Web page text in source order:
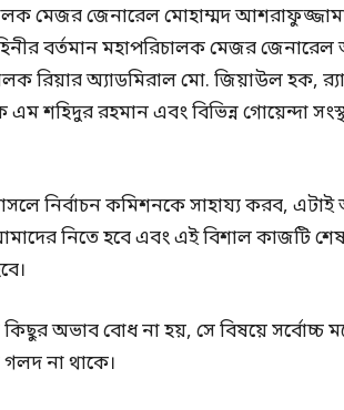
মেজর জেনারেল মোহাম্মদ
বর্তমান মহাপরিচালক মেজর
রিয়ার অ্যাডমিরাল মো. জিয়াউল হক,
শহিদুর রহমান এবং বিভিন্ন গোয়েন্দা
নির্বাচন কমিশনকে সাহায্য করব,
নিতে হবে এবং এই বিশাল কাজটি
অভাব বোধ না হয়, সে বিষয়ে সর্বোচ্চ
না থাকে।